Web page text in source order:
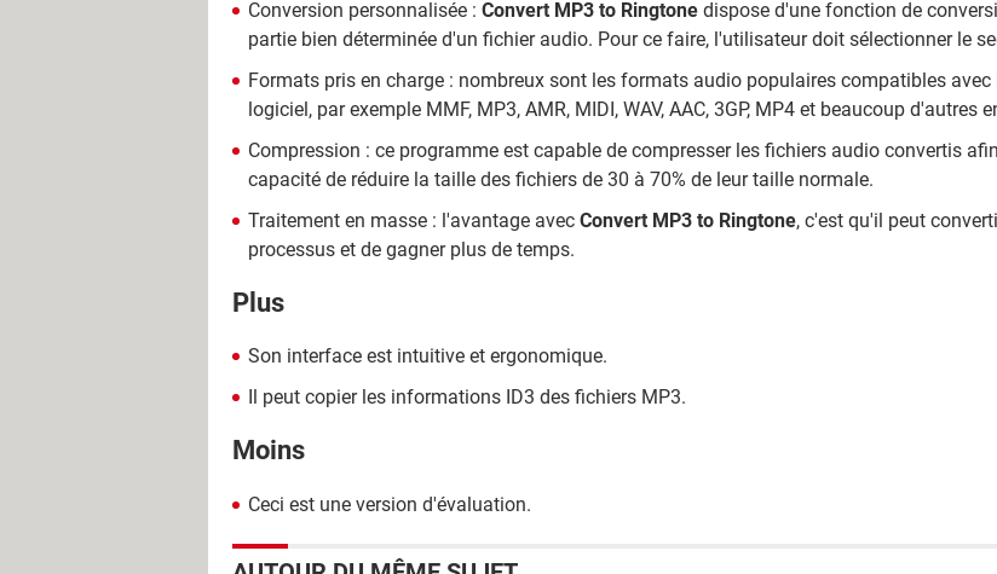
Conversion personnalisée : Convert MP3 to Ringtone dispose d'une fonction de
partie bien déterminée d'un fichier audio. Pour ce faire, l'utilisateur doit sélectionner le
Formats pris en charge : nombreux sont les formats audio populaires compatibles avec
logiciel, par exemple MMF, MP3, AMR, MIDI, WAV, AAC, 3GP, MP4 et beaucoup d'autres
Compression : ce programme est capable de compresser les fichiers audio convertis
capacité de réduire la taille des fichiers de 30 à 70% de leur taille normale.
Traitement en masse : l'avantage avec Convert MP3 to Ringtone, c'est qu'il peut
processus et de gagner plus de temps.
Plus
Son interface est intuitive et ergonomique.
Il peut copier les informations ID3 des fichiers MP3.
Moins
Ceci est une version d'évaluation.